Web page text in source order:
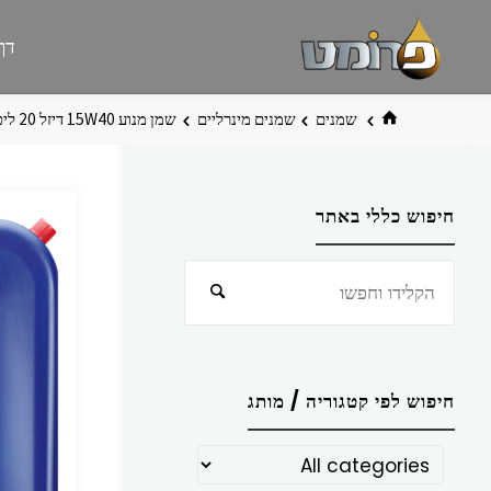
בית שמנים שמנים מינרליים שמן מנוע W40‏15 דיזל 20 ליטר LM
חיפוש כללי באתר
חיפוש
חיפוש לפי קטגוריה / מותג